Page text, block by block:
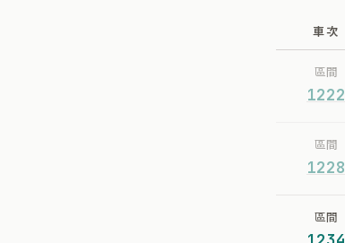
車次
區間
1222
區間
1228
區間